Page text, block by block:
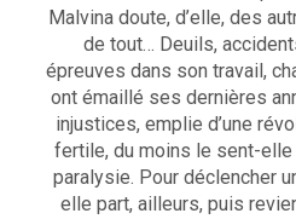
Malvina doute, d’elle, des
de tout… Deuils,
épreuves dans son travail,
ont émaillé ses dernières
injustices, emplie d’une
fertile, du moins le sent-elle
paralysie. Pour déclencher
elle part, ailleurs, puis